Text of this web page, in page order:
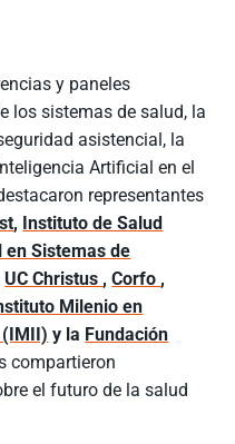
y paneles
los sistemas de salud, la
asistencial, la
Artificial en el
representantes
, Instituto de Salud
en Sistemas de
UC Christus ,Corfo ,
Milenio en
(IMII) y la Fundación
compartieron
el futuro de la salud